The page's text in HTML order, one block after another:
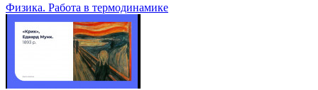
Физика. Работа в термодинамике